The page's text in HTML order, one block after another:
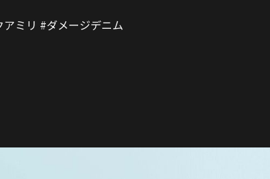
ミリ #ダメージデニム